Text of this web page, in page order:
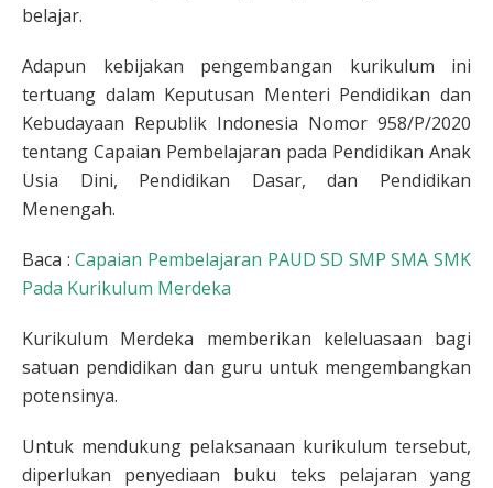
belajar.
Adapun kebijakan pengembangan kurikulum ini
tertuang dalam Keputusan Menteri Pendidikan dan
Kebudayaan Republik Indonesia Nomor 958/P/2020
tentang Capaian Pembelajaran pada Pendidikan Anak
Usia Dini, Pendidikan Dasar, dan Pendidikan
Menengah.
Baca :Capaian Pembelajaran PAUD SD SMP SMA SMK
Pada Kurikulum Merdeka
Kurikulum Merdeka memberikan keleluasaan bagi
satuan pendidikan dan guru untuk mengembangkan
potensinya.
Untuk mendukung pelaksanaan kurikulum tersebut,
diperlukan penyediaan buku teks pelajaran yang